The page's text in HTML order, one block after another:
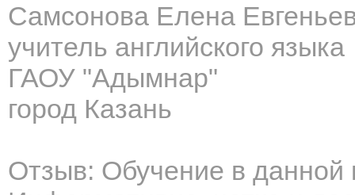
Самсонова Елена
учитель английского языка
ГАОУ "Адымнар"
город Казань
Отзыв: Обучение в данной